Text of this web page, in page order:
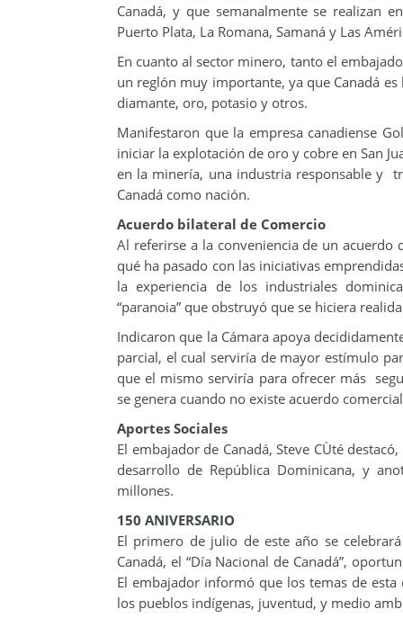
Canadá, y que semanalmente se realizan
Puerto Plata, La Romana, Samaná y Las
En cuanto al sector minero, tanto el
un reglón muy importante, ya que Canadá
diamante, oro, potasio y otros.
Manifestaron que la empresa canadiense
iniciar la explotación de oro y cobre en San
en la minería, una industria responsable y
Canadá como nación.
Acuerdo bilateral de Comercio
Al referirse a la conveniencia de un acuerdo
qué ha pasado con las iniciativas
la experiencia de los industriales
“paranoia” que obstruyó que se hiciera
Indicaron que la Cámara apoya
parcial, el cual serviría de mayor estímulo
que el mismo serviría para ofrecer más
se genera cuando no existe acuerdo
Aportes Sociales
El embajador de Canadá, Steve CÙté
desarrollo de República Dominicana, y
millones.
150 ANIVERSARIO
El primero de julio de este año se
Canadá, el “Día Nacional de Canadá”,
El embajador informó que los temas de
los pueblos indígenas, juventud, y medio